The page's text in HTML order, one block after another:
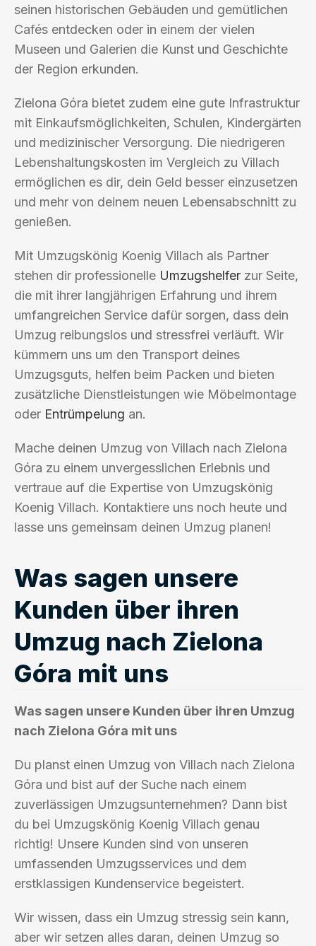
seinen historischen Gebäuden und gemütlichen
Cafés entdecken oder in einem der vielen
Museen und Galerien die Kunst und Geschichte
der Region erkunden.
Zielona Góra bietet zudem eine gute Infrastruktur
mit Einkaufsmöglichkeiten, Schulen, Kindergärten
und medizinischer Versorgung. Die niedrigeren
Lebenshaltungskosten im Vergleich zu Villach
ermöglichen es dir, dein Geld besser einzusetzen
und mehr von deinem neuen Lebensabschnitt zu
genießen.
Mit Umzugskönig Koenig Villach als Partner
stehen dir professionelle Umzugshelfer zur Seite,
die mit ihrer langjährigen Erfahrung und ihrem
umfangreichen Service dafür sorgen, dass dein
Umzug reibungslos und stressfrei verläuft. Wir
kümmern uns um den Transport deines
Umzugsguts, helfen beim Packen und bieten
zusätzliche Dienstleistungen wie Möbelmontage
oder Entrümpelung an.
Mache deinen Umzug von Villach nach Zielona
Góra zu einem unvergesslichen Erlebnis und
vertraue auf die Expertise von Umzugskönig
Koenig Villach. Kontaktiere uns noch heute und
lasse uns gemeinsam deinen Umzug planen!
Was sagen unsere
Kunden über ihren
Umzug nach Zielona
Góra mit uns
Was sagen unsere Kunden über ihren Umzug
nach Zielona Góra mit uns
Du planst einen Umzug von Villach nach Zielona
Góra und bist auf der Suche nach einem
zuverlässigen Umzugsunternehmen? Dann bist
du bei Umzugskönig Koenig Villach genau
richtig! Unsere Kunden sind von unseren
umfassenden Umzugsservices und dem
erstklassigen Kundenservice begeistert.
Wir wissen, dass ein Umzug stressig sein kann,
aber wir setzen alles daran, deinen Umzug so